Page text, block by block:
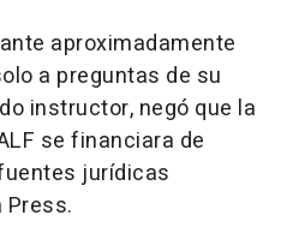
aproximadamente
a preguntas de su
instructor, negó que la
se financiara de
jurídicas